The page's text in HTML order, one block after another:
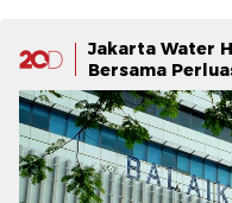
Jakarta Water
Bersama